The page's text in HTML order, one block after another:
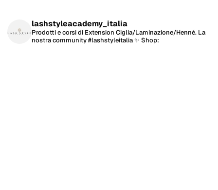
lashstyleacademy_italia
Prodotti e corsi di Extension Ciglia/Laminazione/Henné. La
nostra community #lashstyleitalia ✨ Shop: